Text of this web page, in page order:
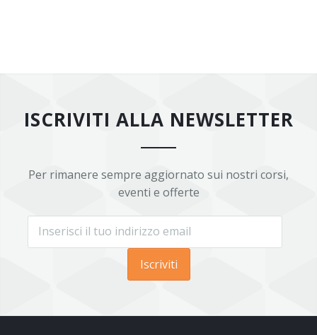
ISCRIVITI ALLA NEWSLETTER
Per rimanere sempre aggiornato sui nostri corsi,
eventi e offerte
Iscriviti